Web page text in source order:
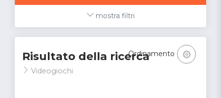
mostra filtri
Risultato della ricerca
Videogiochi
Ordinamento